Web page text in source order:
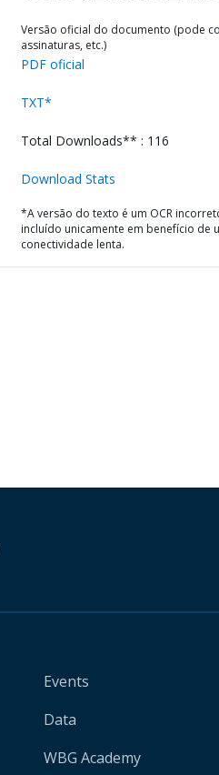
Versão oficial do documento (pode
assinaturas, etc.)
PDF oficial
TXT*
Total Downloads** : 116
Download Stats
*A versão do texto é um OCR
incluído unicamente em benefício de
conectividade lenta.
Events
Data
WBG Academy